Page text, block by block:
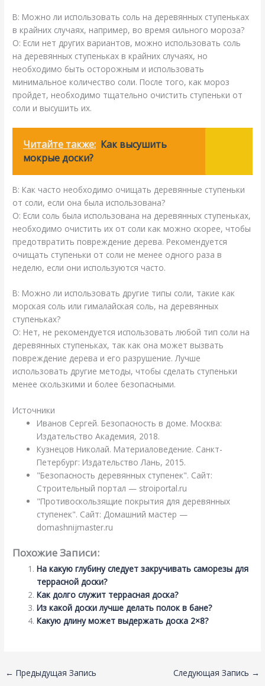
В: Можно ли использовать соль на деревянных ступеньках
в крайних случаях, например, во время сильного мороза?
О: Если нет других вариантов, можно использовать соль
на деревянных ступеньках в крайних случаях, но
необходимо быть осторожным и использовать
минимальное количество соли. После того, как мороз
пройдет, необходимо тщательно очистить ступеньки от
соли и высушить их.
Читайте также: Как высушить
мокрые доски?
В: Как часто необходимо очищать деревянные ступеньки
от соли, если она была использована?
О: Если соль была использована на деревянных ступеньках,
необходимо очистить их от соли как можно скорее, чтобы
предотвратить повреждение дерева. Рекомендуется
очищать ступеньки от соли не менее одного раза в
неделю, если они используются часто.
В: Можно ли использовать другие типы соли, такие как
морская соль или гималайская соль, на деревянных
ступеньках?
О: Нет, не рекомендуется использовать любой тип соли на
деревянных ступеньках, так как она может вызвать
повреждение дерева и его разрушение. Лучше
использовать другие методы, чтобы сделать ступеньки
менее скользкими и более безопасными.
Источники
Иванов Сергей. Безопасность в доме. Москва:
Издательство Академия, 2018.
Кузнецов Николай. Материаловедение. Санкт-
Петербург: Издательство Лань, 2015.
"Безопасность деревянных ступенек". Сайт:
Строительный портал — stroiportal.ru
"Противоскользящие покрытия для деревянных
ступенек". Сайт: Домашний мастер —
domashnijmaster.ru
Похожие Записи:
На какую глубину следует закручивать саморезы для
террасной доски?
Как долго служит террасная доска?
Из какой доски лучше делать полок в бане?
Какую длину может выдержать доска 2×8?
← Предыдущая Запись Следующая Запись →